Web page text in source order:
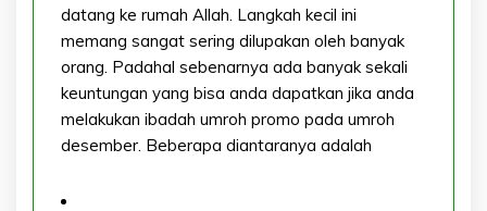
datang ke rumah Allah. Langkah kecil ini
memang sangat sering dilupakan oleh banyak
orang. Padahal sebenarnya ada banyak sekali
keuntungan yang bisa anda dapatkan jika anda
melakukan ibadah umroh promo pada umroh
desember. Beberapa diantaranya adalah